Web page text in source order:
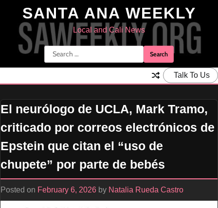
content
SANTA ANA WEEKLY
Local and Cali News
Search
for:
Talk To Us
El neurólogo de UCLA, Mark Tramo,
criticado por correos electrónicos de
Epstein que citan el “uso de
chupete” por parte de bebés
Posted on February 6, 2026 by Natalia Rueda Castro